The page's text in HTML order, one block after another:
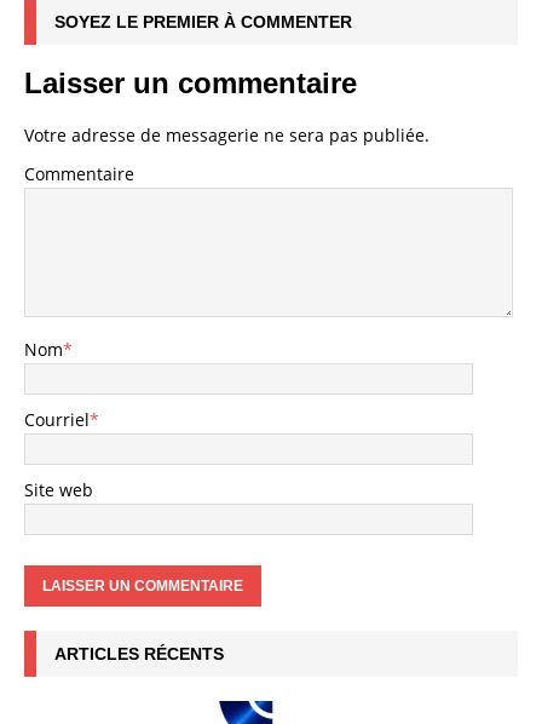
SOYEZ LE PREMIER À COMMENTER
Laisser un commentaire
Votre adresse de messagerie ne sera pas publiée.
Commentaire
Nom*
Courriel*
Site web
ARTICLES RÉCENTS